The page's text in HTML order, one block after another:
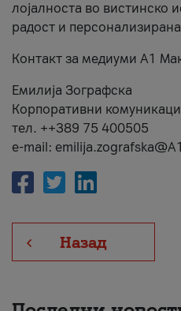
лојалноста во вистинско
радост и
Контакт за медиуми А1
Емилија Зографска
Корпоративни
тел. ++389 75 400505
e-mail:
Назад